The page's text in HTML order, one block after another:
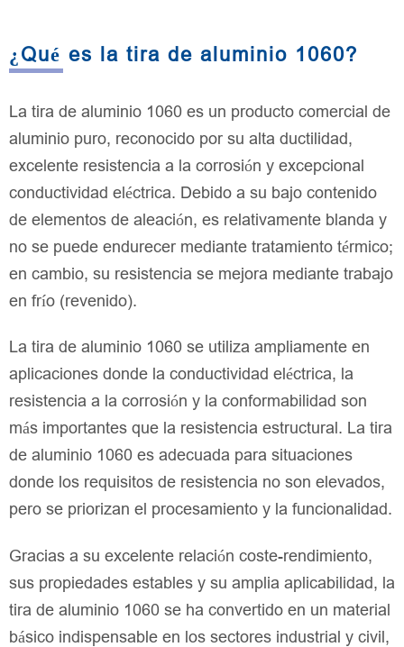
¿Qué es la tira de aluminio 1060?
La tira de aluminio 1060 es un producto comercial de
aluminio puro, reconocido por su alta ductilidad,
excelente resistencia a la corrosión y excepcional
conductividad eléctrica. Debido a su bajo contenido
de elementos de aleación, es relativamente blanda y
no se puede endurecer mediante tratamiento térmico;
en cambio, su resistencia se mejora mediante trabajo
en frío (revenido).
La tira de aluminio 1060 se utiliza ampliamente en
aplicaciones donde la conductividad eléctrica, la
resistencia a la corrosión y la conformabilidad son
más importantes que la resistencia estructural. La tira
de aluminio 1060 es adecuada para situaciones
donde los requisitos de resistencia no son elevados,
pero se priorizan el procesamiento y la funcionalidad.
Gracias a su excelente relación coste-rendimiento,
sus propiedades estables y su amplia aplicabilidad, la
tira de aluminio 1060 se ha convertido en un material
básico indispensable en los sectores industrial y civil,